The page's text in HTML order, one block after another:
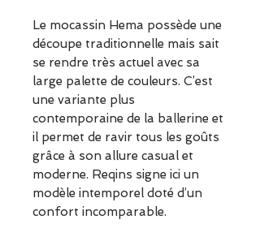
Le mocassin Hema possède une
découpe traditionnelle mais sait
se rendre très actuel avec sa
large palette de couleurs. C’est
une variante plus
contemporaine de la ballerine et
il permet de ravir tous les goûts
grâce à son allure casual et
moderne. Reqins signe ici un
modèle intemporel doté d’un
confort incomparable.